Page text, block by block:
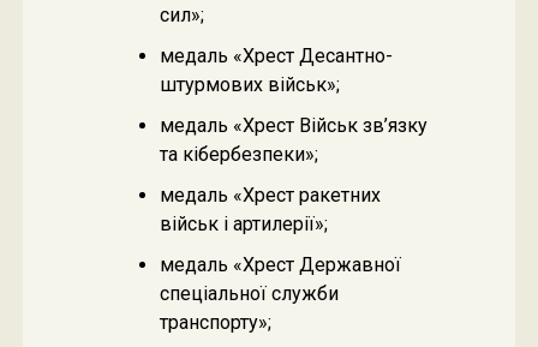
сил»;
медаль «Хрест Десантно-
штурмових військ»;
медаль «Хрест Військ зв’язку
та кібербезпеки»;
медаль «Хрест ракетних
військ і артилерії»;
медаль «Хрест Державної
спеціальної служби
транспорту»;